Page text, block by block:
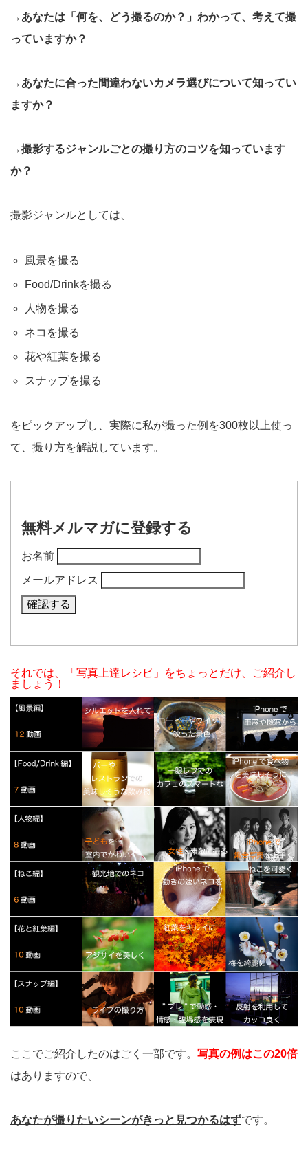
→あなたは「何を、どう撮るのか？」わかって、考えて撮
っていますか？
→あなたに合った間違わないカメラ選びについて知ってい
ますか？
→撮影するジャンルごとの撮り方のコツを知っています
か？
撮影ジャンルとしては、
風景を撮る
Food/Drinkを撮る
人物を撮る
ネコを撮る
花や紅葉を撮る
スナップを撮る
をピックアップし、実際に私が撮った例を300枚以上使っ
て、撮り方を解説しています。
無料メルマガに登録する
お名前
メールアドレス
それでは、「写真上達レシピ」をちょっとだけ、ご紹介し
ましょう！
ここでご紹介したのはごく一部です。 写真の例はこの20倍
はありますので、
あなたが撮りたいシーンがきっと見つかるはずです。